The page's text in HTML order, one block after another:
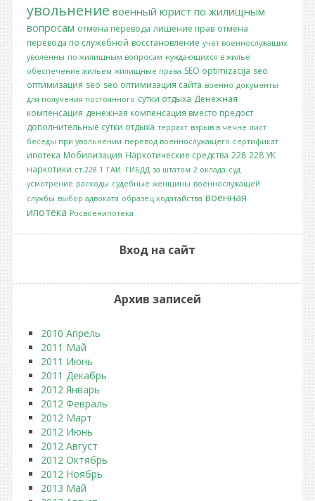
увольнение военный юрист по жилищным
вопросам отмена перевода лишение прав отмена
перевода по служебной восстановление учет военнослужащих
уволенны по жилищным вопросам нуждающихся в жилье
обеспечение жильем жилищные права SEO optimizacija seo
оптимизация seo seo оптимизация сайта военно документы
для получения постоянного сутки отдыха Денежная
компенсация денежная компенсация вместо предост
дополнительные сутки отдыха терракт взрыв в чечне лист
беседы при увольнении перевод военнослужащего сертификат
ипотека Мобилизация Наркотические средства 228 228 УК
наркотики ст.228.1 ГАИ. ГИБДД за штатом 2 оклада суд
усмотрение расходы судебные женщины военнослужащей
службы выбор адвоката образец ходатайства военная
ипотека Росвоенипотека
Вход на сайт
Архив записей
2010 Апрель
2011 Май
2011 Июнь
2011 Декабрь
2012 Январь
2012 Февраль
2012 Март
2012 Июнь
2012 Август
2012 Октябрь
2012 Ноябрь
2013 Май